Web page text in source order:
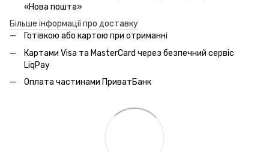
«Нова пошта»
Більше інформації про доставку
Готівкою або картою при отриманні
Картами Visa та MasterCard через безпечний сервic
LiqPay
Оплата частинами ПриватБанк